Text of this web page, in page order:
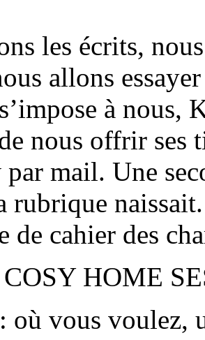
les écrits,
allons
à nous,
nous offrir ses
mail. Une
rubrique
de cahier des
HOME
où vous voulez,